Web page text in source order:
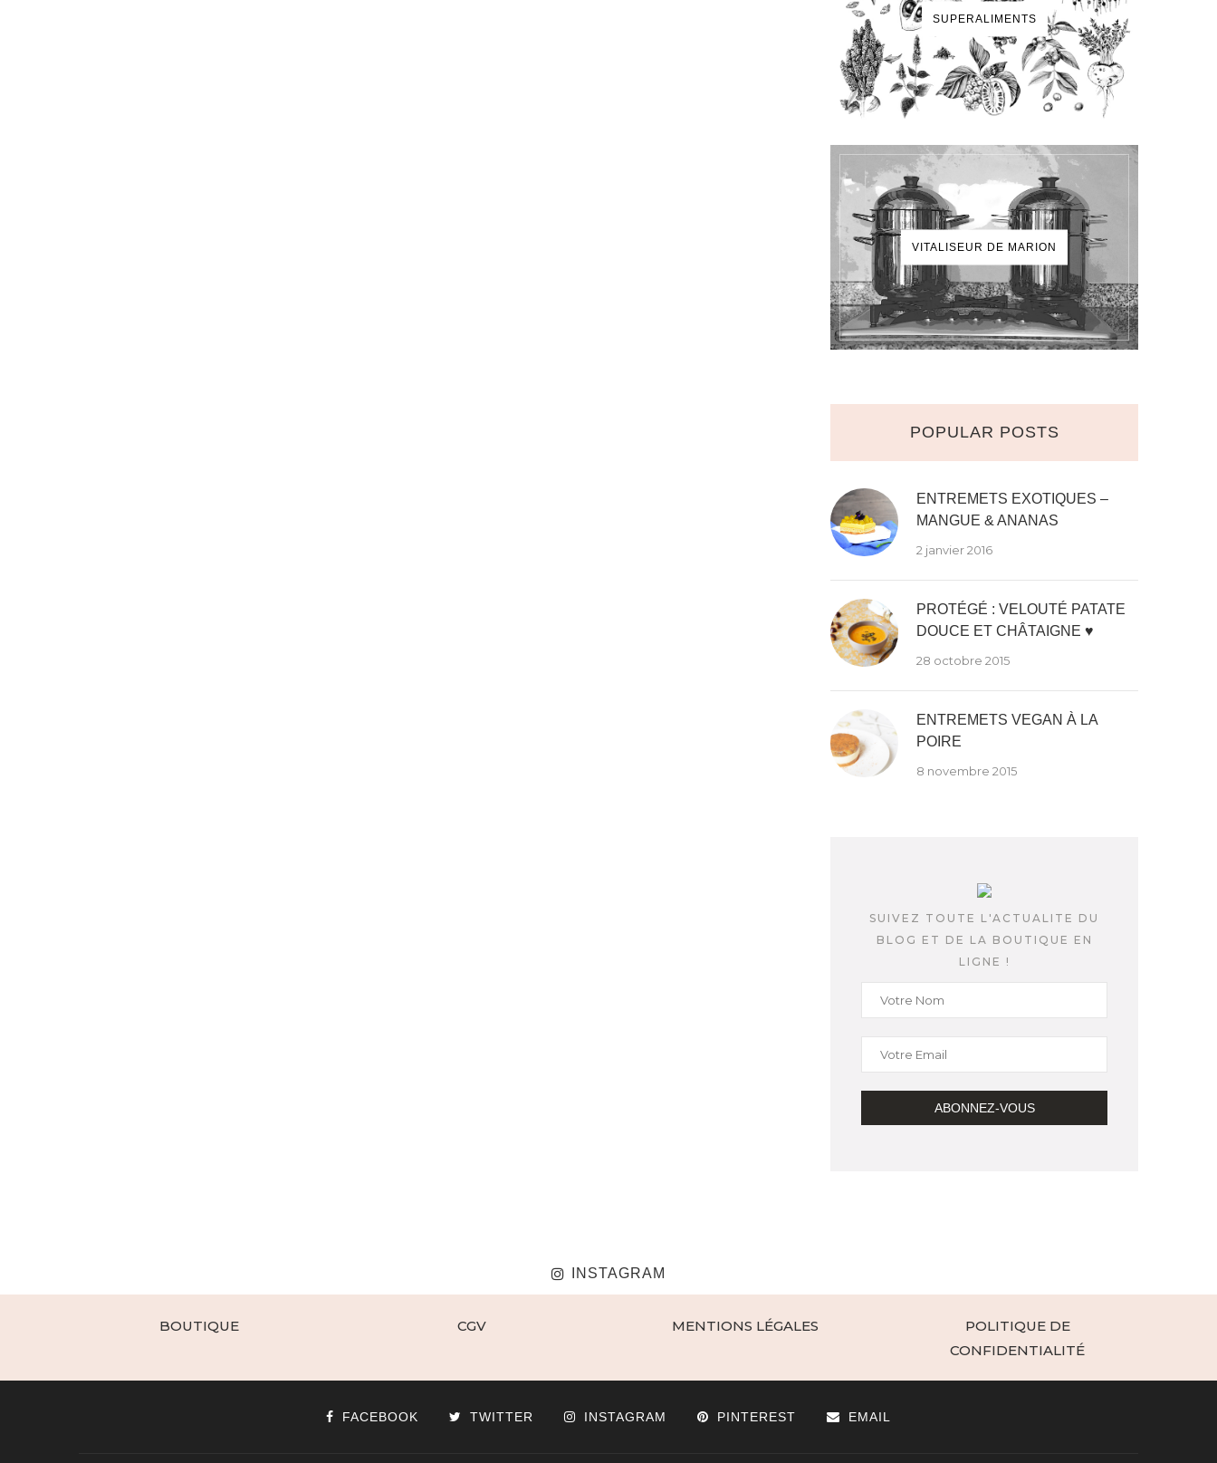
SUPERALIMENTS
VITALISEUR DE MARION
POPULAR POSTS
ENTREMETS EXOTIQUES –
MANGUE & ANANAS
2 janvier 2016
PROTÉGÉ : VELOUTÉ PATATE
DOUCE ET CHÂTAIGNE ♥
28 octobre 2015
ENTREMETS VEGAN À LA
POIRE
8 novembre 2015
SUIVEZ TOUTE L'ACTUALITE DU
BLOG ET DE LA BOUTIQUE EN
LIGNE !
INSTAGRAM
BOUTIQUE CGV MENTIONS LÉGALES
POLITIQUE DE
CONFIDENTIALITÉ
FACEBOOK TWITTER INSTAGRAM PINTEREST EMAIL